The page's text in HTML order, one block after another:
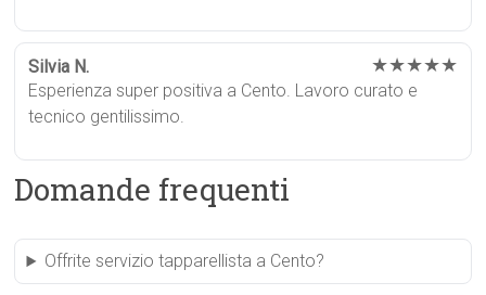
Silvia N. ★★★★★
Esperienza super positiva a Cento. Lavoro curato e
tecnico gentilissimo.
Domande frequenti
Offrite servizio tapparellista a Cento?